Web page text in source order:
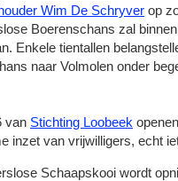
Wim De Schryver op
Boerenschans zal
Enkele tientallen
naar Volmolen onder
van Stichting Loobeek
inzet van vrijwilligers, echt
Schaapskooi wordt